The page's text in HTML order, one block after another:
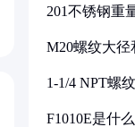
201不锈钢重
M20螺纹大
1-1/4 NPT螺
F1010E是什